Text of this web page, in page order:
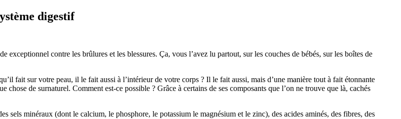
digestif
exceptionnel contre les brûlures et les blessures. Ça, vous l’avez lu partout, sur les couches de bébés, sur les boîtes de
fait sur votre peau, il le fait aussi à l’intérieur de votre corps ? Il le fait aussi, mais d’une manière tout à fait étonnante
chose de surnaturel. Comment est-ce possible ? Grâce à certains de ses composants que l’on ne trouve que là, cachés
sels minéraux (dont le calcium, le phosphore, le potassium le magnésium et le zinc), des acides aminés, des fibres, des